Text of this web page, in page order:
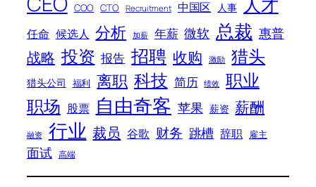
COO CTO Recruitment 中国区 人事
任命 候选人 分析 加薪 年薪 微软 总裁 惠普
战略 投资 报告 招聘 收购 激励 猎头
猎头公司 福利 离职 科技 简历 绩效 职业
职场 股票 自由奇客 苹果 薪资 薪酬
融资 行业 裁员 谷歌 财务 跳槽 辞职 雇主
面试 高端